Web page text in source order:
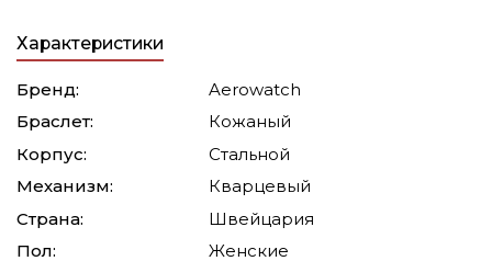
Характеристики
Бренд:
Aerowatch
Браслет:
Кожаный
Корпус:
Стальной
Механизм:
Кварцевый
Страна:
Швейцария
Пол:
Женские